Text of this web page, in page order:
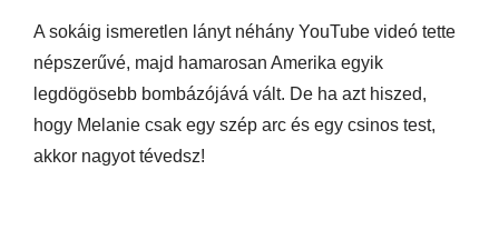
A sokáig ismeretlen lányt néhány YouTube videó tette
népszerűvé, majd hamarosan Amerika egyik
legdögösebb bombázójává vált. De ha azt hiszed,
hogy Melanie csak egy szép arc és egy csinos test,
akkor nagyot tévedsz!